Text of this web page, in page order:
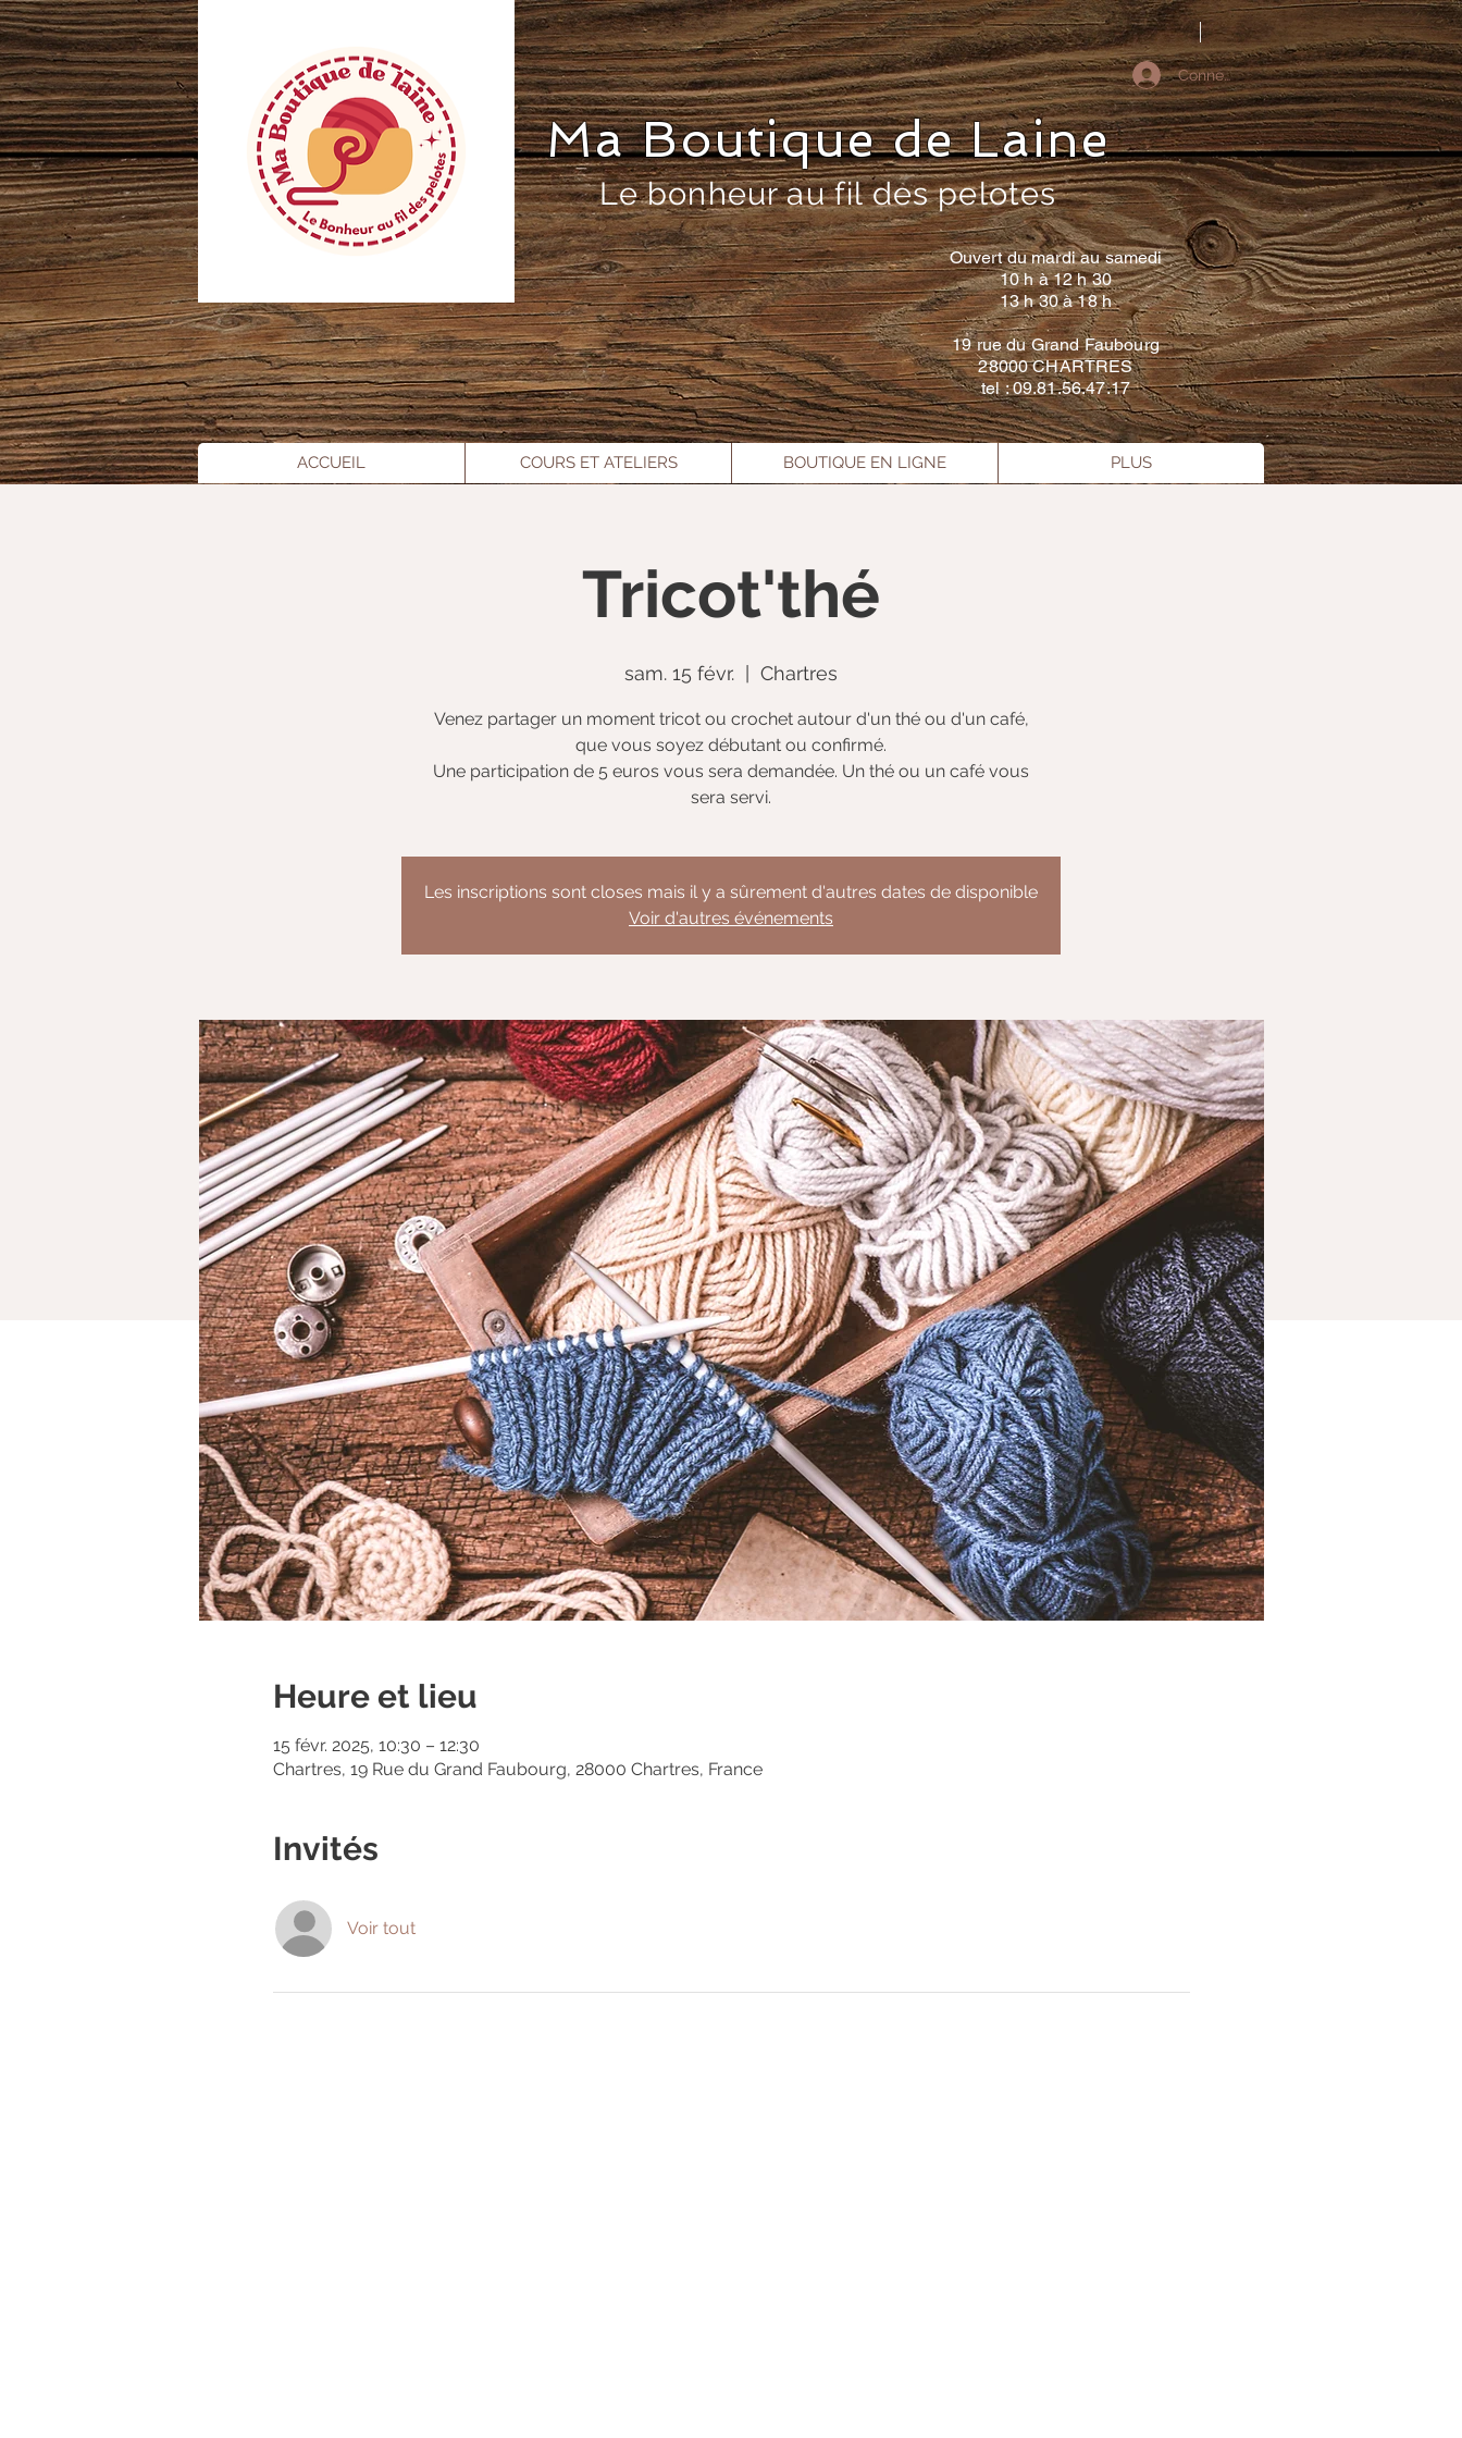
Connectez-vous
Ma Boutique de Laine
Le bonheur au fil des pelotes
Ouvert du mardi au samedi
10 h à 12 h 30
13 h 30 à 18 h
19 rue du Grand Faubourg
28000 CHARTRES
tel : 09.81.56.47.17
ACCUEIL COURS ET ATELIERS BOUTIQUE EN LIGNE PLUS
Tricot'thé
sam. 15 févr. Chartres
Venez partager un moment tricot ou crochet autour d'un thé ou d'un café,
que vous soyez débutant ou confirmé.
Une participation de 5 euros vous sera demandée. Un thé ou un café vous
sera servi.
Les inscriptions sont closes mais il y a sûrement d'autres dates de disponible
Voir d'autres événements
Heure et lieu
15 févr. 2025, 10:30 – 12:30
Chartres, 19 Rue du Grand Faubourg, 28000 Chartres, France
Invités
Voir tout